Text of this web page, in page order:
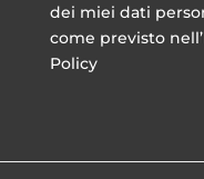
dei miei dati
come previsto
Policy